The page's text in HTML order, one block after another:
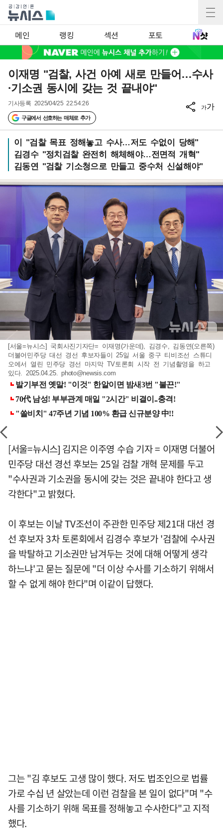
메인 랭킹 섹션 포토
이재명 "검찰, 사건 아예 새로 만들어…수사
·기소권 동시에 갖는 것 끝내야"
기사등록 2025/04/25 22:54:26
구글에서 선호하는 매체로 추가
가가
이 "검찰 목표 정해놓고 수사…저도 수없이 당해"
김경수 "정치검찰 완전히 해체해야…전면적 개혁"
김동연 "검찰 기소청으로 만들고 중수처 신설해야"
[서울=뉴시스] 국회사진기자단= 이재명(가운데), 김경수, 김동연(오른쪽)
더불어민주당 대선 경선 후보자들이 25일 서울 중구 티비조선 스튜디
오에서 열린 민주당 경선 마지막 TV토론회 시작 전 기념촬영을 하고
있다. 2025.04.25.photo@newsis.com
[서울=뉴시스] 김지은 이주영 수습 기자 = 이재명 더불어
민주당 대선 경선 후보는 25일 검찰 개혁 문제를 두고
"수사권과 기소권을 동시에 갖는 것은 끝내야 한다고 생
각한다"고 밝혔다.
이 후보는 이날 TV조선이 주관한 민주당 제21대 대선 경
선 후보자 3차 토론회에서 김경수 후보가 '검찰에 수사권
을 박탈하고 기소권만 남겨두는 것에 대해 어떻게 생각
하느냐'고 묻는 질문에 "더 이상 수사를 기소하기 위해서
할 수 없게 해야 한다"며 이같이 답했다.
그는 "김 후보도 고생 많이 했다. 저도 법조인으로 법률
가로 수십 년 살았는데 이런 검찰을 본 일이 없다"며 "수
사를 기소하기 위해 목표를 정해놓고 수사한다"고 지적
했다.